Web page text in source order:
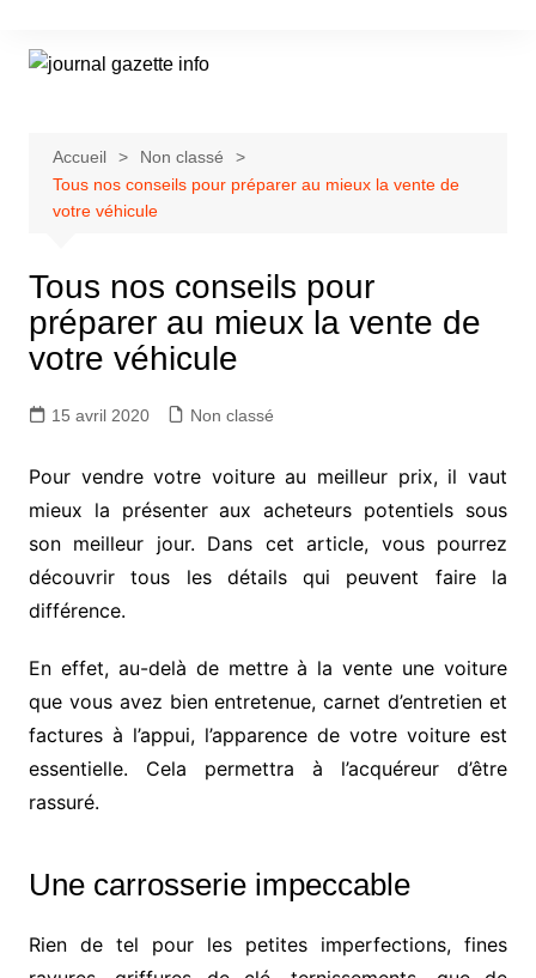
contenu
Accueil
Non classé
Tous nos conseils pour préparer au mieux la vente de
votre véhicule
Tous nos conseils pour
préparer au mieux la vente de
votre véhicule
15 avril 2020 Non classé
Pour vendre votre voiture au meilleur prix, il vaut
mieux la présenter aux acheteurs potentiels sous
son meilleur jour. Dans cet article, vous pourrez
découvrir tous les détails qui peuvent faire la
différence.
En effet, au-delà de mettre à la vente une voiture
que vous avez bien entretenue, carnet d’entretien et
factures à l’appui, l’apparence de votre voiture est
essentielle. Cela permettra à l’acquéreur d’être
rassuré.
Une carrosserie impeccable
Rien de tel pour les petites imperfections, fines